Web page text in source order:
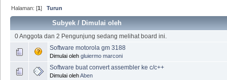
Halaman: [1]Turun
Subyek /Dimulai oleh
0 Anggota dan 2 Pengunjung sedang melihat board ini.
Software motorola gm 3188
Dimulai oleh gluiermo marconi
Software buat convert assembler ke c/c++
Dimulai olehAben